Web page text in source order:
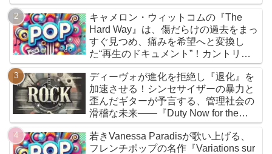
『Bounty Killer』は、貧者の代弁者と
しての信念と、爆音でしか語れないリ
アルな真実を詰め込んだ決定的アルバ
ムだ
キャメロン・ウィットコムの『The
Hard Way』は、傷だらけの過去をまっ
すぐ見つめ、痛みを希望へと変換し
た“再生のドキュメント”！カントリー
とフォークを軸に、荒削りな衝動と繊
細な感情が交差するサウンドは、人生
の遠回りさえも価値ある物語へと昇華
していく
ディーヴォが進化を拒絶し『退化』を
加速させる！シンセサイザーの暴力と
歪んだギターが予言する、管理社会の
滑稽な未来――『Duty Now for the
Future』こそがニューウェイヴの真実
である
若きVanessa Paradisが歌い上げる、
フレンチポップの名作『Variations sur